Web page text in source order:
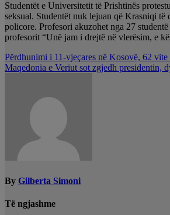
Studentët e Universitetit të Prishtinës
seksual. Studentët nuk lejuan që Krasniqi
policore. Profesori akuzohet nga 27
profesorit “Unë jam i drejtë në vlerësim, e
Lëvizje
te
Përdhunimi i 11-vjeçares në Kosovë, 62
Maqedonia e Veriut sot zgjedh presidentin,
By Gilberta Simoni
Të ngjashme